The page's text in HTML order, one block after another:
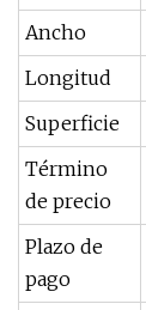
Ancho
Longitud
Superficie
Término
de precio
Plazo de
pago